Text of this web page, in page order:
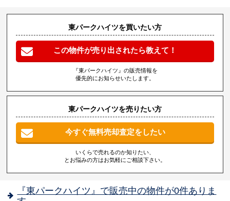
東パークハイツを買いたい方
この物件が売り出されたら教えて！
『東パークハイツ』の販売情報を
優先的にお知らせいたします。
東パークハイツを売りたい方
今すぐ無料売却査定をしたい
いくらで売れるのか知りたい、
とお悩みの方はお気軽にご相談下さい。
『東パークハイツ』で販売中の物件が0件ありま